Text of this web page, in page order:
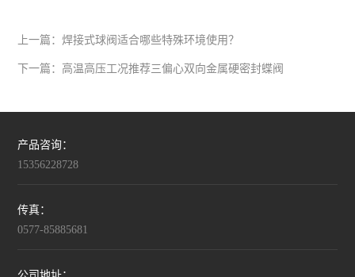
上一篇：焊接式球阀适合哪些特殊环境使用？
下一篇： 高温高压工况推荐三偏心双向金属硬密封蝶阀
产品咨询：
15356228728
传真：
0577-85885681